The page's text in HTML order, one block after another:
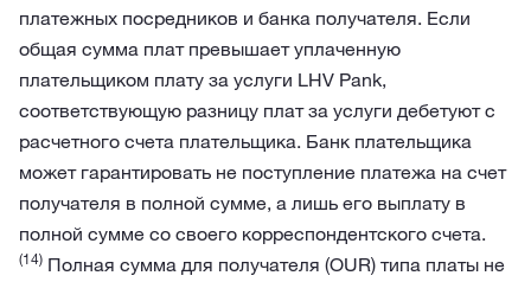
платежных посредников и банка получателя. Если
общая сумма плат превышает уплаченную
плательщиком плату за услуги LHV Pank,
соответствующую разницу плат за услуги дебетуют с
расчетного счета плательщика. Банк плательщика
может гарантировать не поступление платежа на счет
получателя в полной сумме, а лишь его выплату в
полной сумме со своего корреспондентского счета.
(14) Полная сумма для получателя (OUR) типа платы не